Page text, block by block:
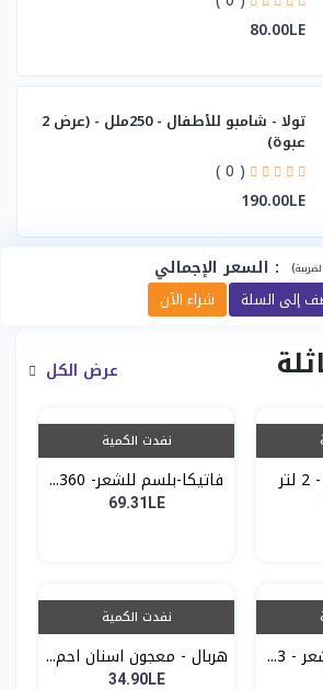
80.00LE
تولا - شامبو للأطفال - 250ملل - (عرض 2
عبوة)
( 0 )
190.00LE
السعر الإجمالي : (
شراء الآن إلى السلة
عرض الكل
نفدت الكمية
فاتيكا-بلسم للشعر- 360...
69.31LE
- 3...
نفدت الكمية
هربال - معجون اسنان احم...
34.90LE